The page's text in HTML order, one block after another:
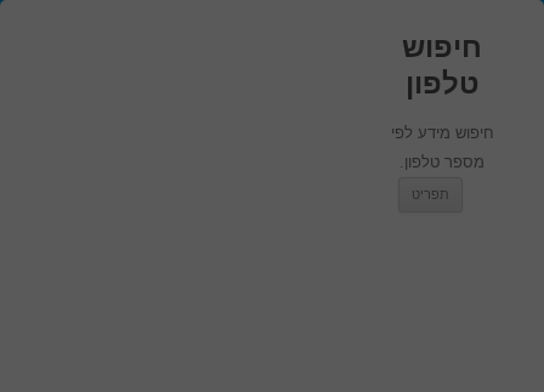
חיפוש
טלפון
חיפוש מידע לפי
מספר טלפון.
תפריט